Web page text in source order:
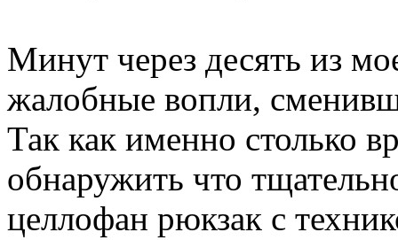
Минут через десять из
жалобные вопли,
Так как именно столько
обнаружить что
целлофан рюкзак с